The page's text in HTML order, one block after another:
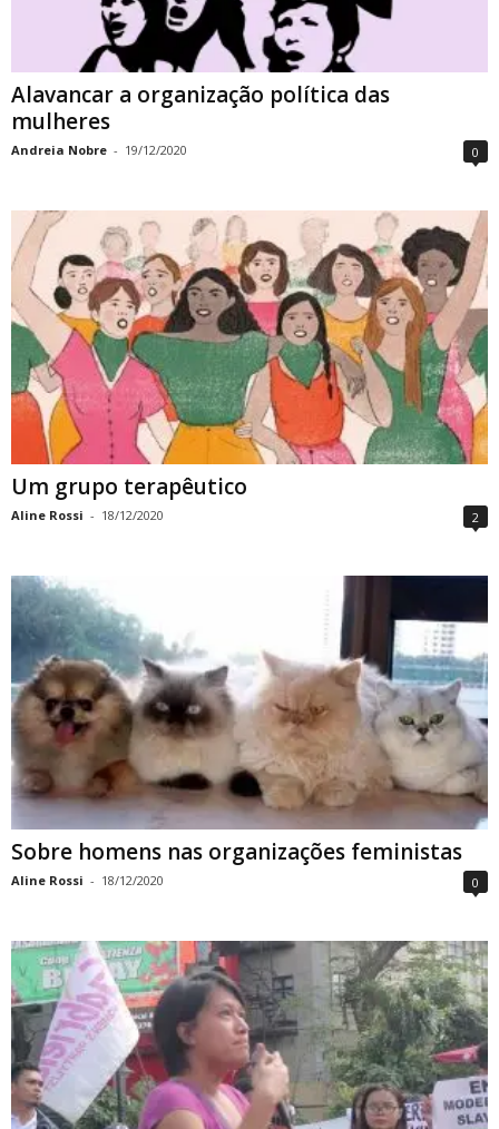
Alavancar a organização política das
mulheres
Andreia Nobre - 19/12/2020 0
Um grupo terapêutico
Aline Rossi - 18/12/2020 2
Sobre homens nas organizações feministas
Aline Rossi - 18/12/2020 0